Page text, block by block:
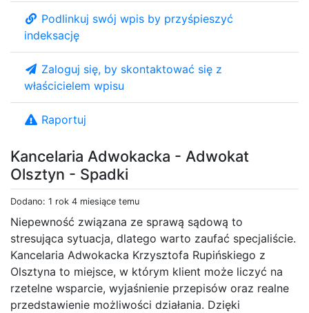
Kancelaria Adwokacka - Adwokat
Olsztyn - Spadki
Dodano: 1 rok 4 miesiące temu
Niepewność związana ze sprawą sądową to
stresująca sytuacja, dlatego warto zaufać specjaliście.
Kancelaria Adwokacka Krzysztofa Rupińskiego z
Olsztyna to miejsce, w którym klient może liczyć na
rzetelne wsparcie, wyjaśnienie przepisów oraz realne
przedstawienie możliwości działania. Dzięki
Podlinkuj swój wpis by przyśpieszyć
indeksację
Zaloguj się, by skontaktować się z
właścicielem wpisu
Raportuj